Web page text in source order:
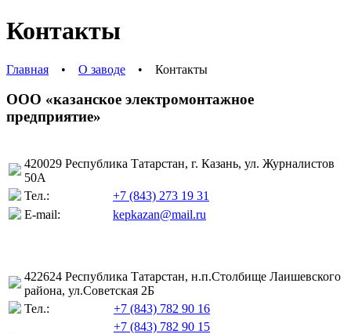
Контакты
Главная • О заводе • Контакты
ООО «казанское электромонтажное
предприятие»
420029 Республика Татарстан, г. Казань, ул. Журналистов
50А
Тел.:
+7 (843) 273 19 31
E-mail:
kepkazan@mail.ru
422624 Республика Татарстан, н.п.Столбище Лаишевского
района, ул.Советская 2Б
Тел.:
+7 (843) 782 90 16
+7 (843) 782 90 15